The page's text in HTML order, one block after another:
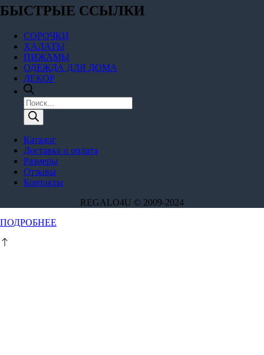
БЫСТРЫЕ ССЫЛКИ
СОРОЧКИ
ХАЛАТЫ
ПИЖАМЫ
ОДЕЖДА ДЛЯ ДОМА
ДЕКОР
Поиск
товаров
Каталог
Доставка и оплата
Размеры
Отзывы
Контакты
REGALO4U © 2009-2024
ПОДРОБНЕЕ